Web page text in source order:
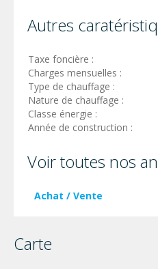
Autres
Taxe foncière :
Charges mensuelles :
Type de chauffage :
Nature de chauffage :
Classe énergie :
Année de construction :
Voir toutes nos
Achat / Vente
Carte